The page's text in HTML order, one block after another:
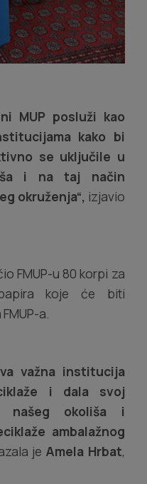
MUP posluži kao
kako bi
se uključile u
i na taj način
okruženja“, izjavio
FMUP-u 80 korpi za
koje će biti
a.
važna institucija
i dala svoj
našeg okoliša i
ambalažnog
je Amela Hrbat,